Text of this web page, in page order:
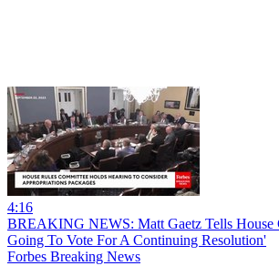
4:16
BREAKING NEWS: Matt Gaetz Tells House
Going To Vote For A Continuing Resolution'
Forbes Breaking News